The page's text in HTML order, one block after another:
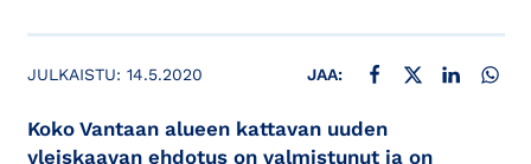
JULKAISTU: 14.5.2020 JAA: JAA FACEBOOKISSA
JAA X:SSÄ JAA
Koko Vantaan alueen kattavan uuden
yleiskaavan ehdotus on valmistunut ja on